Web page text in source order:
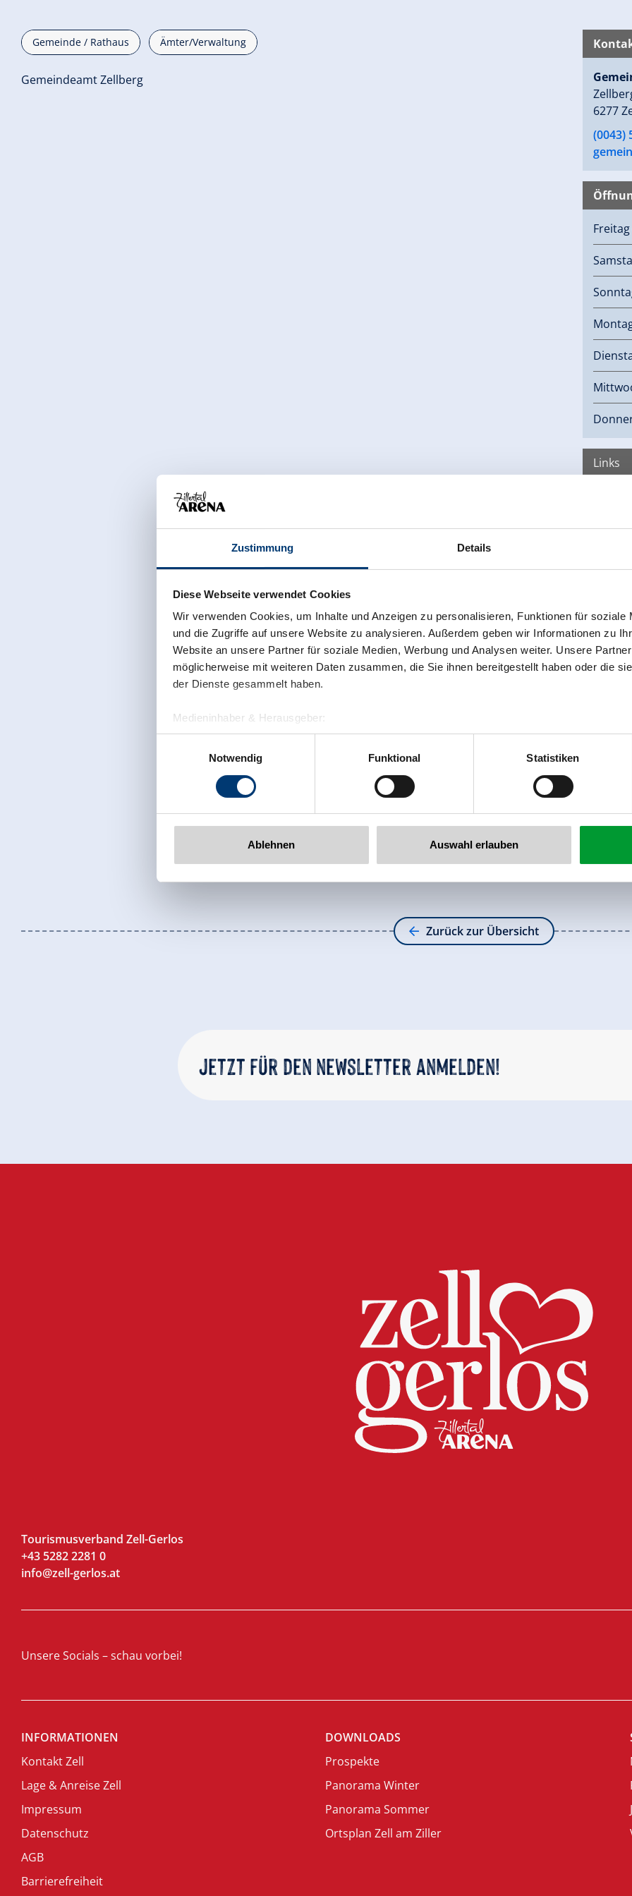
Zustimmung Details
Diese Webseite verwendet Cookies
Wir verwenden Cookies, um Inhalte und Anzeigen zu personalisieren, Funktionen für soziale
und die Zugriffe auf unsere Website zu analysieren. Außerdem geben wir Informationen zu
Website an unsere Partner für soziale Medien, Werbung und Analysen weiter. Unsere
möglicherweise mit weiteren Daten zusammen, die Sie ihnen bereitgestellt haben oder die
der Dienste gesammelt haben.
Medieninhaber & Herausgeber:
Zeller Bergbahnen Zillertal GmbH & Co KG
Rohr 23// A-6280 Zell am Ziller
www.zillertalarena.com
Notwendig
Funktional Statistiken
Ablehnen Auswahl erlauben
Gemeinde / Rathaus Ämter/Verwaltung
Gemeindeamt Zellberg
6277
(0043)
Freitag
Links
Zurück zur Übersicht
Jetzt für den newsletter anmelden!
Tourismusverband Zell-Gerlos
+43 5282 2281 0
info@zell-gerlos.at
Unsere Socials – schau vorbei!
INFORMATIONEN
Kontakt Zell
Lage & Anreise Zell
Impressum
Datenschutz
AGB
Barrierefreiheit
DOWNLOADS
Prospekte
Panorama Winter
Panorama Sommer
Ortsplan Zell am Ziller